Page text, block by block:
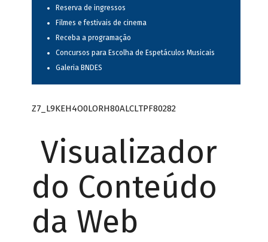
Reserva de ingressos
Filmes e festivais de cinema
Receba a programação
Concursos para Escolha de Espetáculos Musicais
Galeria BNDES
Z7_L9KEH4O0LORH80ALCLTPF80282
Visualizador
do Conteúdo
da Web